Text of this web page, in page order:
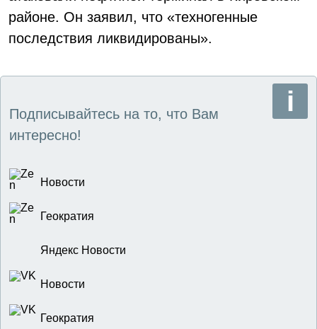
районе. Он заявил, что «техногенные
последствия ликвидированы».
Подписывайтесь на то, что Вам
интересно!
Новости
Геократия
Яндекс Новости
Новости
Геократия